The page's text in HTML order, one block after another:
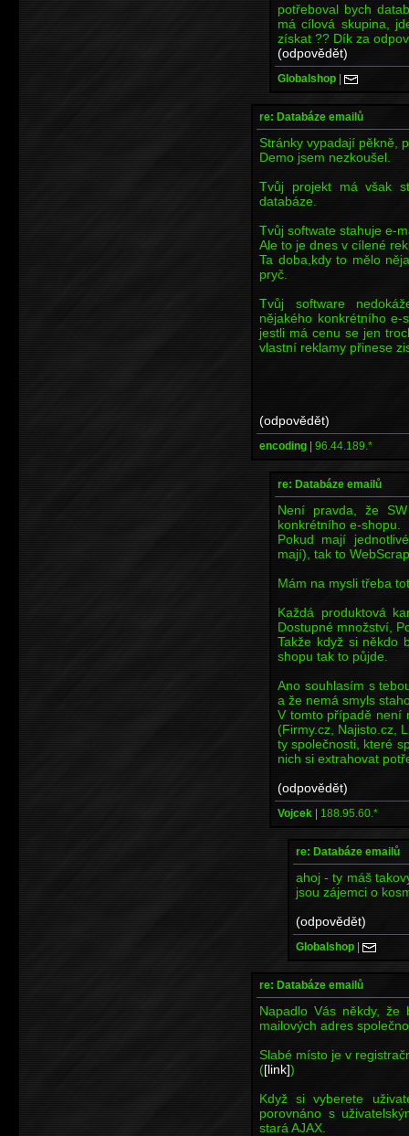
potřeboval bych
má cílová skupina,
získat ?? Dík za
(odpovědět)
Globalshop |
re: Databáze emailů
Stránky vypadají pěkně,
Demo jsem nezkoušel.
Tvůj projekt má však
databáze.
Tvůj softwate stahuje e-
Ale to je dnes v cílené
Ta doba,kdy to mělo
pryč.
Tvůj software
nějakého konkrétního
jestli má cenu se jen
vlastní reklamy přinese
(odpovědět)
encoding | 96.44.189.*
re: Databáze emailů
Není pravda, že
konkrétního e-shopu.
Pokud mají
mají), tak to
Mám na mysli třeba
Každá produktová
Dostupné množství,
Takže když si někdo
shopu tak to půjde.
Ano souhlasím s
a že nemá smyls
V tomto případě není
(Firmy.cz, Najisto.cz,
ty společnosti, které
nich si extrahovat
(odpovědět)
Vojcek | 188.95.60.*
re: Databáze emailů
ahoj - ty máš
jsou zájemci o
(odpovědět)
Globalshop |
re: Databáze emailů
Napadlo Vás někdy,
mailových adres
Slabé místo je v
([link])
Když si vyberete
porovnáno s
stará AJAX.